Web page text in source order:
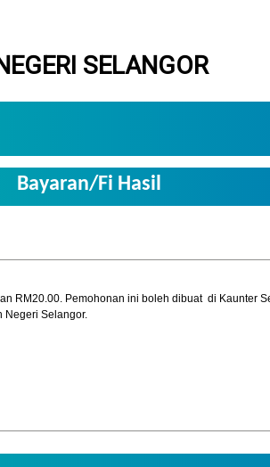
SELANGOR
Bayaran/Fi Hasil
RM20.00. Pemohonan ini boleh dibuat di Kaunter
Negeri Selangor.